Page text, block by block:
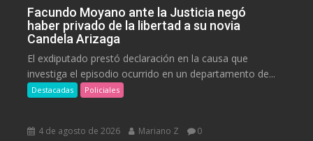
Facundo Moyano ante la Justicia negó
haber privado de la libertad a su novia
Candela Arizaga
El exdiputado prestó declaración en la causa que
investiga el episodio ocurrido en un departamento de...
Destacadas Policiales
4 de agosto de 2026 Mariano Z 0